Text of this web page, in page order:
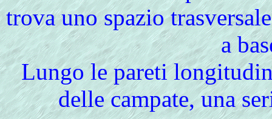
trova uno spazio
a
Lungo le pareti
delle campate, una